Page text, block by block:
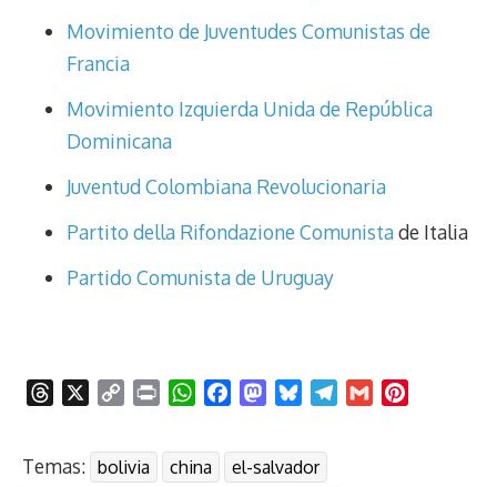
Movimiento de Juventudes Comunistas de
Francia
Movimiento Izquierda Unida de República
Dominicana
Juventud Colombiana Revolucionaria
Partito della Rifondazione Comunistade Italia
Partido Comunista de Uruguay
e
p
y
W
a
t
c
e
M
s
t
u
e
Temas: bolivia china
el-salvador